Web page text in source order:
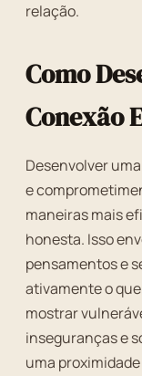
relação.
Como
Conexão
Desenvolver
e
maneiras mais
honesta. Isso
pensamentos e
ativamente o
mostrar
inseguranças e
uma